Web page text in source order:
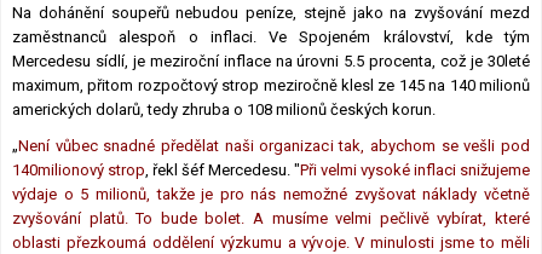
Na dohánění soupeřů nebudou peníze, stejně jako na zvyšování mezd
zaměstnanců alespoň o inflaci. Ve Spojeném království, kde tým
Mercedesu sídlí, je meziroční inflace na úrovni 5.5 procenta, což je 30leté
maximum, přitom rozpočtový strop meziročně klesl ze 145 na 140 milionů
amerických dolarů, tedy zhruba o 108 milionů českých korun.
„Není vůbec snadné předělat naši organizaci tak, abychom se vešli pod
140milionový strop, řekl šéf Mercedesu. "Při velmi vysoké inflaci snižujeme
výdaje o 5 milionů, takže je pro nás nemožné zvyšovat náklady včetně
zvyšování platů. To bude bolet. A musíme velmi pečlivě vybírat, které
oblasti přezkoumá oddělení výzkumu a vývoje. V minulosti jsme to měli